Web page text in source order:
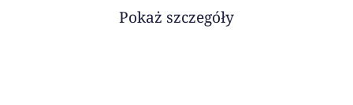
Pokaż szczegóły